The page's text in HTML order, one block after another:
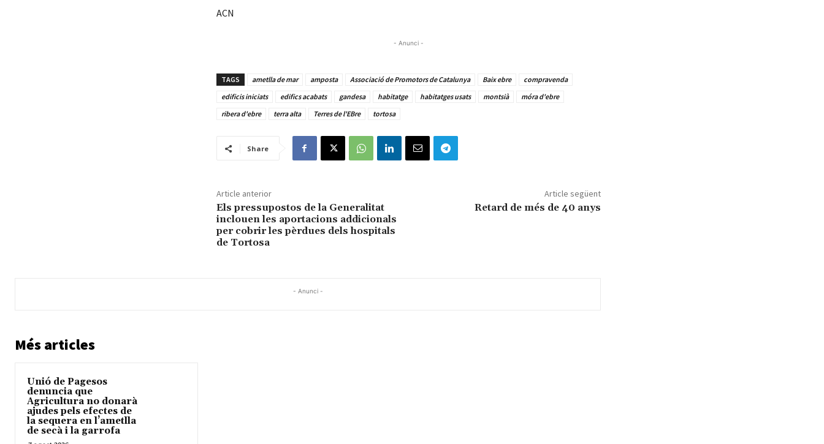
ACN
- Anunci -
TAGS ametlla de mar amposta Associació de Promotors de Catalunya Baix ebre
compravenda
edificis iniciats
edifics acabats gandesa habitatge habitatges usats montsià
móra d'ebre
ribera d'ebre
terra alta Terres de l'EBre tortosa
Share
Article anterior
Els pressupostos de la Generalitat
inclouen les aportacions addicionals
per cobrir les pèrdues dels hospitals
de Tortosa
Article següent
Retard de més de 40 anys
- Anunci -
Més articles
Unió de Pagesos
denuncia que
Agricultura no donarà
ajudes pels efectes de
la sequera en l’ametlla
de secà i la garrofa